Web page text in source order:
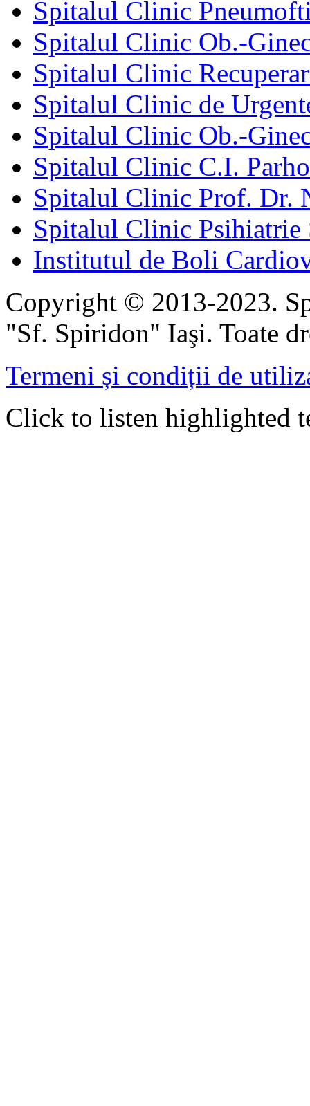
Spitalul Clinic
Spitalul Clinic Ob.-
Spitalul Clinic
Spitalul Clinic de
Spitalul Clinic Ob.-
Spitalul Clinic C.I.
Spitalul Clinic Prof. Dr.
Spitalul Clinic Psihiatrie
Institutul de Boli
Copyright © 2013-2023.
"Sf. Spiridon" Iaşi. Toate
Termeni și condiții de
Click to listen highlighted